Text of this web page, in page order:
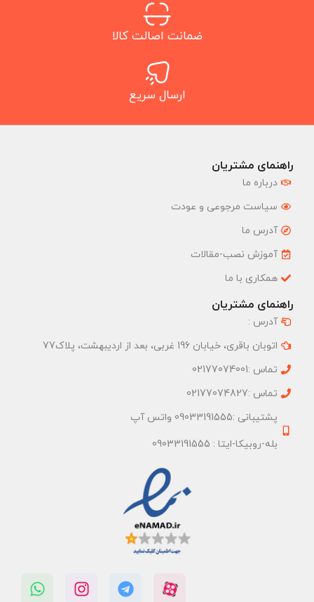
ضمانت اصالت کالا
ارسال سریع
راهنمای مشتریان
درباره ما
سیاست مرجوعی و عودت
آدرس ما
آموزش نصب-مقالات
همکاری با ما
راهنمای مشتریان
آدرس :
اتوبان باقری، خیابان 196 غربی، بعد از اردیبهشت، پلاک77
تماس :02177074001
تماس :02177074827
پشتیبانی :09033191555 واتس آپ
بله-روبیکا-ایتا : 09033191555